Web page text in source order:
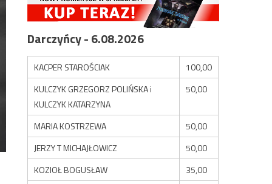
Darczyńcy - 6.08.2026
KACPER STAROŚCIAK
100,00
KULCZYK GRZEGORZ POLIŃSKA i
KULCZYK KATARZYNA
50,00
MARIA KOSTRZEWA
50,00
JERZY T MICHAJŁOWICZ
50,00
KOZIOŁ BOGUSŁAW
35,00